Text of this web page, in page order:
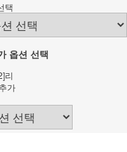
택
옵션 선택
리
가